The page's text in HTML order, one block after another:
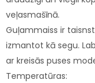
veļasmašīnā.
Guļammaiss ir
izmantot kā segu.
ar kreisās puses
Temperatūras: